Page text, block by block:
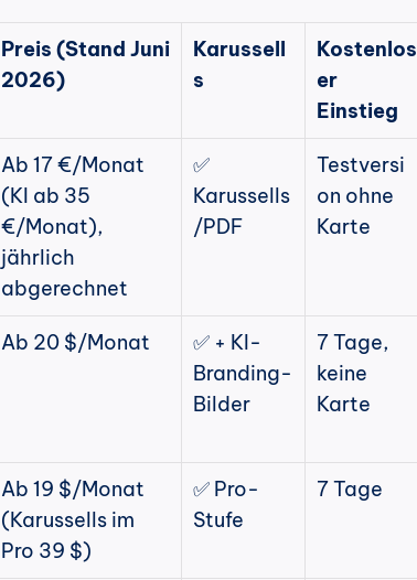
Preis (Stand Juni
2026)
Karussell
s
Kostenlos
er
Einstieg
Ab 17 €/Monat
(KI ab 35
€/Monat),
jährlich
abgerechnet
✅
Karussells
/PDF
Testversi
on ohne
Karte
Ab 20 $/Monat
✅ + KI-
Branding-
Bilder
7 Tage,
keine
Karte
Ab 19 $/Monat
(Karussells im
Pro 39 $)
✅ Pro-
Stufe
7 Tage